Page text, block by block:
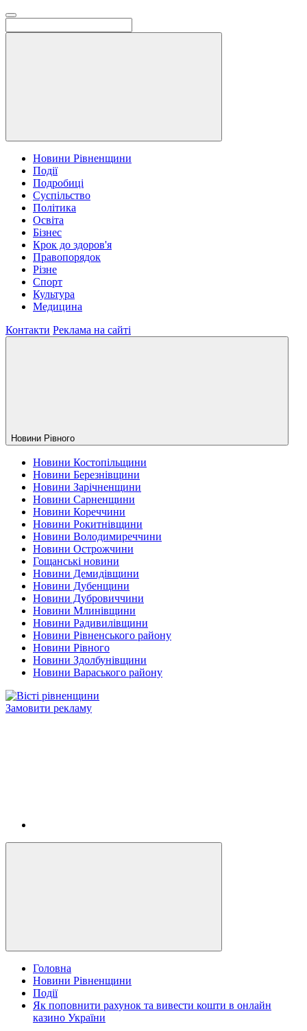
Новини Рівненщини
Події
Подробиці
Суспільство
Політика
Освіта
Бізнес
Крок до здоров'я
Правопорядок
Різне
Спорт
Культура
Медицина
Контакти Реклама на сайті
Новини Рiвного
Новини Костопільщини
Новини Березнівщини
Новини Зарічненщини
Новини Сарненщини
Новини Кореччини
Новини Рокитнівщини
Новини Володимиреччини
Новини Острожчини
Гощанські новини
Новини Демидівщини
Новини Дубенщини
Новини Дубровиччини
Новини Млинівщини
Новини Радивилівщини
Новини Рівненського району
Новини Рівного
Новини Здолбунівщини
Новини Вараського району
Замовити рекламу
Головна
Новини Рівненщини
Події
Як поповнити рахунок та вивести кошти в онлайн
казино України